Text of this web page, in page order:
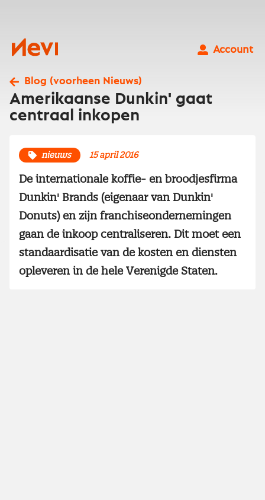
Nevi
Account
Blog (voorheen Nieuws)
Amerikaanse Dunkin' gaat
centraal inkopen
nieuws 15 april 2016
De internationale koffie- en broodjesfirma
Dunkin' Brands (eigenaar van Dunkin'
Donuts) en zijn franchiseondernemingen
gaan de inkoop centraliseren. Dit moet een
standaardisatie van de kosten en diensten
opleveren in de hele Verenigde Staten.